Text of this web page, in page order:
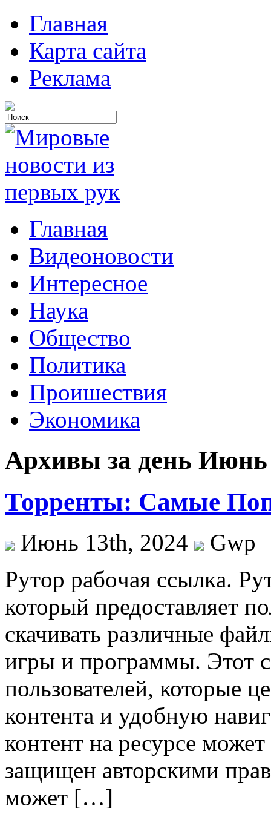
Главная
Карта сайта
Реклама
Главная
Видеоновости
Интересное
Наука
Общество
Политика
Проишествия
Экономика
Архивы за день Июнь
Торренты: Самые
Июнь 13th, 2024
Gwp
Рутoр рaбoчaя ссылкa.
который предоставляет
скачивать различные
игры и программы. Этот
пользователей, которые
контента и удобную
контент на ресурсе
защищен авторскими
может […]